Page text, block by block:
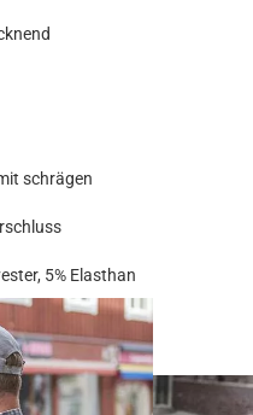
schrägen
5% Elasthan